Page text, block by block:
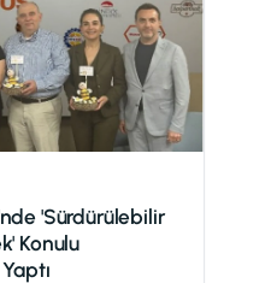
'Sürdürülebilir
Konulu